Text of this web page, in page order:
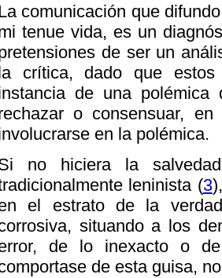
comunicación que
tenue vida, es un
de ser un
crítica, dado que
de una polémica
o consensuar,
en la polémica.
no hiciera la
leninista (3
el estrato de la
situando a los
de lo inexacto o
de esta guisa,